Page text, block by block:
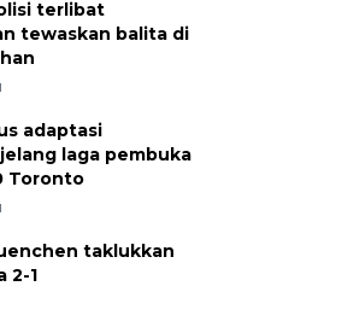
kirim
terlibat
tewaskan balita di
adaptasi
laga pembuka
Toronto
taklukkan
2-1